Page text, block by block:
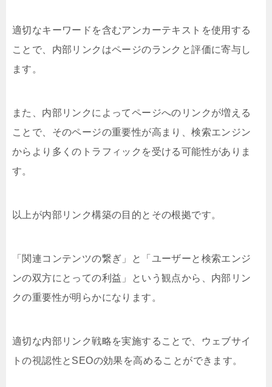
適切なキーワードを含むアンカーテキストを使用する
ことで、内部リンクはページのランクと評価に寄与し
ます。
また、内部リンクによってページへのリンクが増える
ことで、そのページの重要性が高まり、検索エンジン
からより多くのトラフィックを受ける可能性がありま
す。
以上が内部リンク構築の目的とその根拠です。
「関連コンテンツの繋ぎ」と「ユーザーと検索エンジ
ンの双方にとっての利益」という観点から、内部リン
クの重要性が明らかになります。
適切な内部リンク戦略を実施することで、ウェブサイ
トの視認性とSEOの効果を高めることができます。